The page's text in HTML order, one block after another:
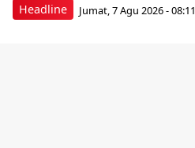
Headline Jumat, 7 Agu 2026 - 08:11